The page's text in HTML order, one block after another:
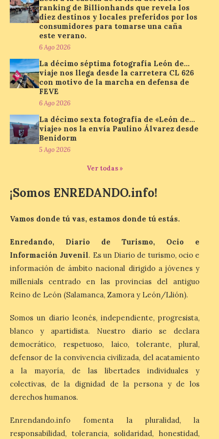
Paradores renueva su
compromiso con La Vuelta
como patrocinador oficial
7 Ago 2026
volverá a estar presente
en la zona de descanso
junto al control de firmas
y, como novedad, en el
Leaders Lounge, dos espacios exclusivos
para los ciclistas. El recorrido de La
Vuelta discurrirá junto a 17 […]
Última llamada: Eclipse
total del 12 de agosto.
precio
León es la provincia más
económica (116€/noche),
pero también una de las
más agotadas: solo un 4%
de alojamientos libres.
provincias con menos margen: apenas un
1% de los alojamientos siguen libres para
esas […]
El eclipse genera un boom
de reservas hoteleras y
precios desorbitados,
según SiteMinder
7 Ago 2026
ranking de Billionhands que revela los
diez destinos y locales preferidos por los
consumidores para tomarse una caña
este verano.
6 Ago 2026
La décimo séptima fotografía León de…
viaje nos llega desde la carretera CL 626
con motivo de la marcha en defensa de
FEVE
6 Ago 2026
La décimo sexta fotografía de «León de…
viaje» nos la envía Paulino Álvarez desde
Benidorm
5 Ago 2026
Ver todas »
¡Somos ENREDANDO.info!
Vamos donde tú vas, estamos donde tú estás.
Enredando, Diario de Turismo, Ocio e
Información Juvenil. Es un Diario de turismo, ocio e
información de ámbito nacional dirigido a jóvenes y
millenials centrado en las provincias del antiguo
Reino de León (Salamanca, Zamora y León/Llión).
Somos un diario leonés, independiente, progresista,
blanco y apartidista. Nuestro diario se declara
democrático, respetuoso, laico, tolerante, plural,
defensor de la convivencia civilizada, del acatamiento
a la mayoría, de las libertades individuales y
colectivas, de la dignidad de la persona y de los
derechos humanos.
Enrendando.info fomenta la pluralidad, la
responsabilidad, tolerancia, solidaridad, honestidad,